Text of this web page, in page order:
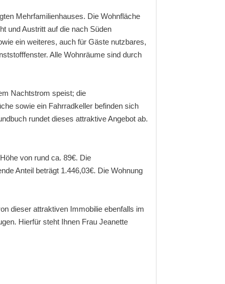
Mehrfamilienhauses. Die Wohnfläche
und Austritt auf die nach Süden
ein weiteres, auch für Gäste nutzbares,
Alle Wohnräume sind durch
Nachtstrom speist; die
sowie ein Fahrradkeller befinden sich
rundet dieses attraktive Angebot ab.
von rund ca. 89€. Die
Anteil beträgt 1.446,03€. Die Wohnung
dieser attraktiven Immobilie ebenfalls im
Hierfür steht Ihnen Frau Jeanette